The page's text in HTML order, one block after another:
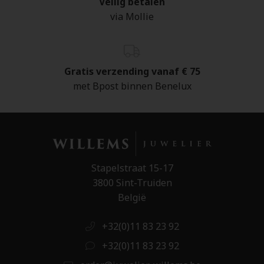
via Mollie
Gratis verzending vanaf € 75
met Bpost binnen Benelux
Stapelstraat 15-17
3800 Sint-Truiden
België
+32(0)11 83 23 92
+32(0)11 83 23 92